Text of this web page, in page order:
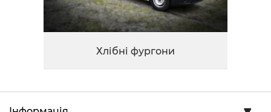
Хлібні фургони